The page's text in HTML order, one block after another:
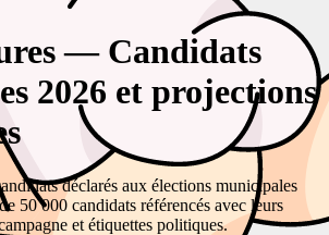
— Candidats
2026 et projections
déclarés aux élections municipales
50 000 candidats référencés avec leurs
et étiquettes politiques.